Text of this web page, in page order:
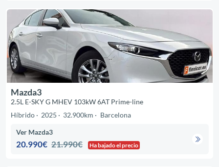
Mazda3
2.5L E-SKY G MHEV 103kW 6AT Prime-line
Híbrido
2025 32.900km Barcelona
Ver Mazda3
20.990€ 21.990€ Ha bajado el precio